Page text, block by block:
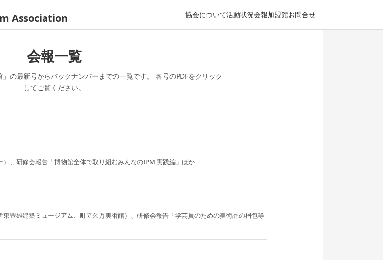
Association 協会について活動状況会報加盟館お問合せ
会報一覧
の最新号からバックナンバーまでの一覧です。 各号のPDFをクリック
してご覧ください。
、研修会報告「博物館全体で取り組むみんなのIPM 実践編」ほか
豊雄建築ミュージアム、町立久万美術館）、研修会報告「学芸員のための美術品の梱包等